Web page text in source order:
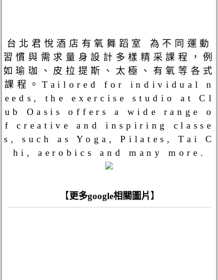
台北君悅酒店有氧舞蹈室 為不同運動
習慣與需求量身設計多樣精采課程，例
如瑜珈、皮拉提斯、太極、有氧等各式
課程。Tailored for individual n
eeds, the exercise studio at Cl
ub Oasis offers a wide range o
f creative and inspiring classe
s, such as Yoga, Pilates, Tai C
hi, aerobics and many more.
【更多google相關圖片 】